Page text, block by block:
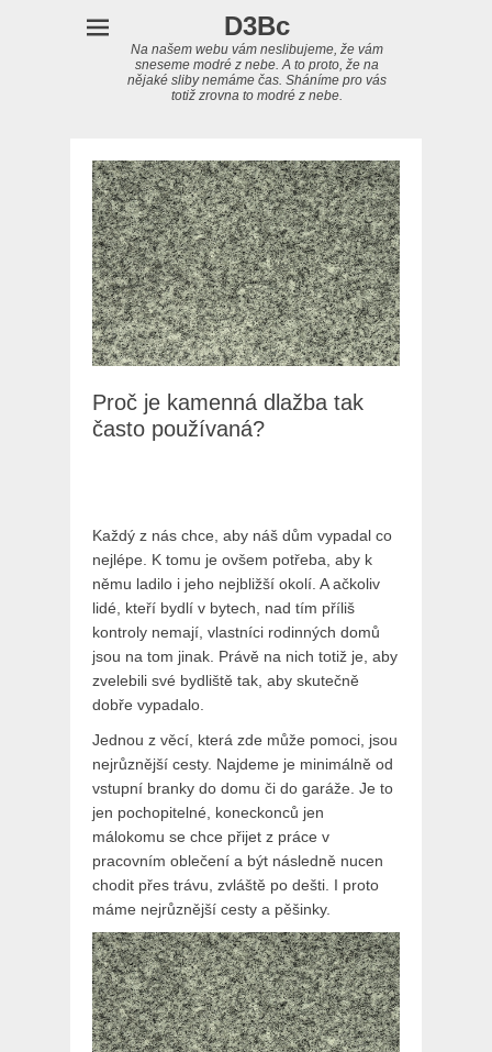
D3Bc
Na našem webu vám neslibujeme, že vám
sneseme modré z nebe. A to proto, že na
nějaké sliby nemáme čas. Sháníme pro vás
totiž zrovna to modré z nebe.
Proč je kamenná dlažba tak
často používaná?
Každý z nás chce, aby náš dům vypadal co
nejlépe. K tomu je ovšem potřeba, aby k
němu ladilo i jeho nejbližší okolí. A ačkoliv
lidé, kteří bydlí v bytech, nad tím příliš
kontroly nemají, vlastníci rodinných domů
jsou na tom jinak. Právě na nich totiž je, aby
zvelebili své bydliště tak, aby skutečně
dobře vypadalo.
Jednou z věcí, která zde může pomoci, jsou
nejrůznější cesty. Najdeme je minimálně od
vstupní branky do domu či do garáže. Je to
jen pochopitelné, koneckonců jen
málokomu se chce přijet z práce v
pracovním oblečení a být následně nucen
chodit přes trávu, zvláště po dešti. I proto
máme nejrůznější cesty a pěšinky.